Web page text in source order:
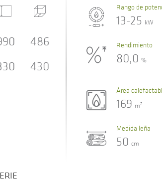
486
430
Rango de
13-25 kW
Rendimiento
80,0 %
Área
169 m2
Medida leña
50 cm